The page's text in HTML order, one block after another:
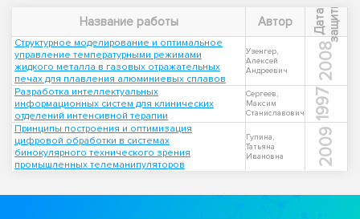
Название работы Автор Д
а
т
а
з
а
щ
и
т ы
Структурное моделирование и оптимальное
управление температурными режимами
жидкого металла в газовых отражательных
печах для плавления алюминиевых сплавов
Узенгер,
Алексей
Андреевич
2008
Разработка интеллектуальных
информационных систем для клинических
отделений интенсивной терапии
Сергеев,
Максим
Станиславович
1997
Принципы построения и оптимизация
цифровой обработки в системах
бинокулярного технического зрения
промышленных телеманипуляторов
Гулина,
Татьяна
Ивановна
2009